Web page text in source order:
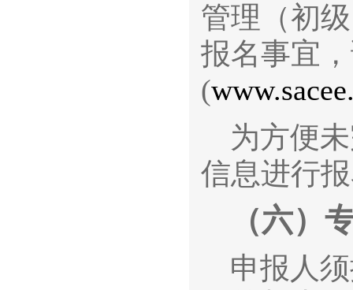
管理（初
报名事宜
(
为方便
信息进行
（六）
申报人